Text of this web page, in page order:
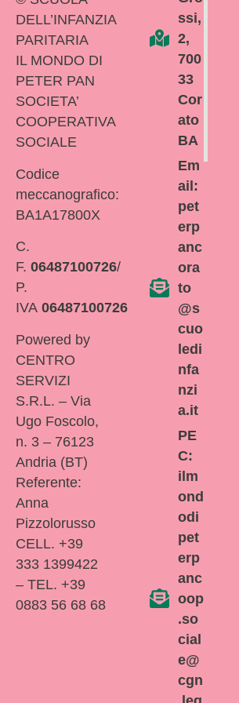
DELL’INFANZIA
PARITARIA
IL MONDO DI
PETER PAN
SOCIETA’
COOPERATIVA
SOCIALE
Codice
meccanografico:
BA1A17800X
C.
F. 06487100726/
P.
IVA 06487100726
Powered by
CENTRO
SERVIZI
S.R.L. – Via
Ugo Foscolo,
n. 3 – 76123
Andria (BT)
Referente:
Anna
Pizzolorusso
CELL. +39
333 1399422
– TEL. +39
0883 56 68 68
ssi,
2,
700
33
Cor
ato
BA
Em
ail:
pet
erp
anc
ora
to
@s
cuo
ledi
nfa
nzi
a.it
PE
C:
ilm
ond
odi
pet
erp
anc
oop
.so
cial
e@
cgn